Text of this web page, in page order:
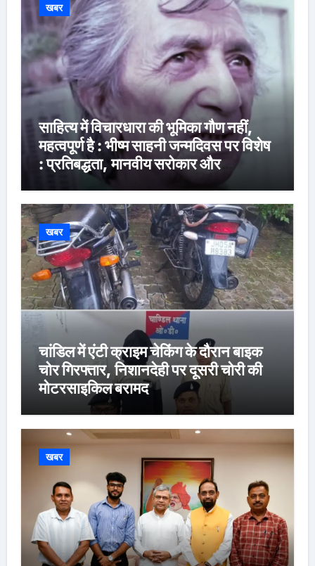
खबर
साहित्य में विचारधारा की भूमिका गौण नहीं,
महत्वपूर्ण है : भीष्म साहनी जन्मदिवस पर विशेष
: प्रतिबद्धता, मानवीय सरोकार और
रचनात्मक स्वतंत्रता के साहित्यकार
खबर
चांडिल में एंटी क्राइम चेकिंग के दौरान बाइक
चोर गिरफ्तार, निशानदेही पर दूसरी चोरी की
मोटरसाइकिल बरामद
खबर